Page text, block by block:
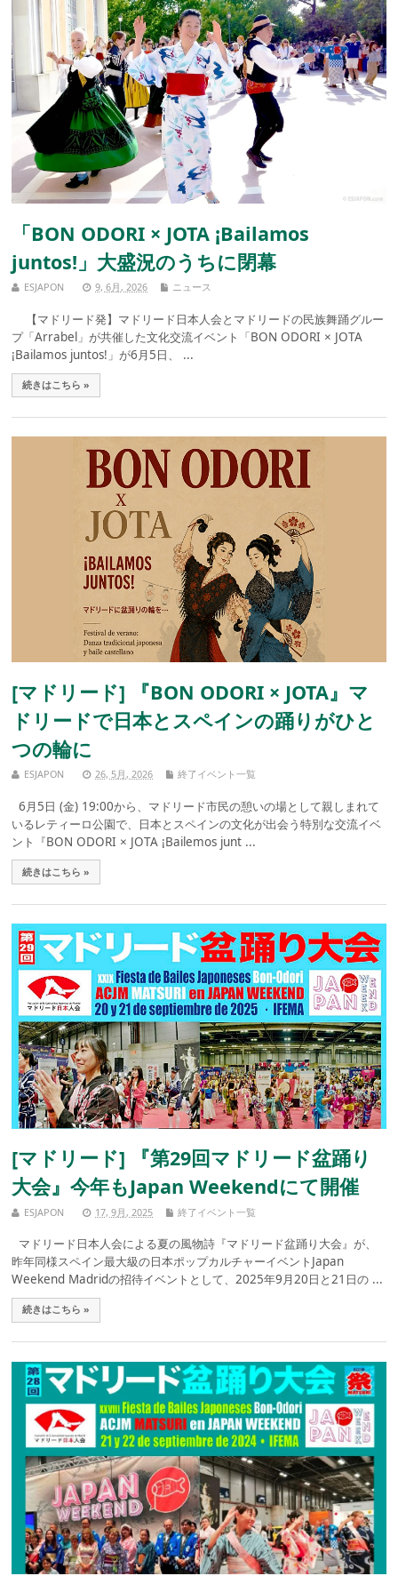
「BON ODORI × JOTA ¡Bailamos
juntos!」大盛況のうちに閉幕
ESJAPON 9, 6月, 2026 ニュース
【マドリード発】マドリード日本人会とマドリードの民族舞踊グルー
プ「Arrabel」が共催した文化交流イベント「BON ODORI × JOTA
¡Bailamos juntos!」が6月5日、 ...
続きはこちら »
[マドリード] 『BON ODORI × JOTA』マ
ドリードで日本とスペインの踊りがひと
つの輪に
ESJAPON 26, 5月, 2026 終了イベント一覧
6月5日 (金) 19:00から、マドリード市民の憩いの場として親しまれて
いるレティーロ公園で、日本とスペインの文化が出会う特別な交流イベ
ント『BON ODORI × JOTA ¡Bailemos junt ...
続きはこちら »
[マドリード] 『第29回マドリード盆踊り
大会』今年もJapan Weekendにて開催
ESJAPON 17, 9月, 2025 終了イベント一覧
マドリード日本人会による夏の風物詩『マドリード盆踊り大会』が、
昨年同様スペイン最大級の日本ポップカルチャーイベントJapan
Weekend Madridの招待イベントとして、2025年9月20日と21日の ...
続きはこちら »